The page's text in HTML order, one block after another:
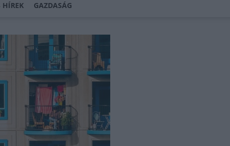
HÍREK GAZDASÁG